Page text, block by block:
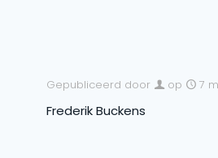
Gepubliceerd door op 7
Frederik Buckens